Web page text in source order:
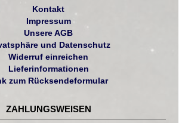
Kontakt
Impressum
Unsere AGB
und Datenschutz
Widerruf einreichen
Lieferinformationen
zum Rücksendeformular
ZAHLUNGSWEISEN